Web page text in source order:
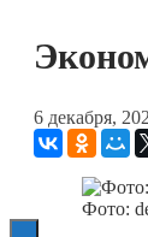
ESG
6 декабря,
Фото: